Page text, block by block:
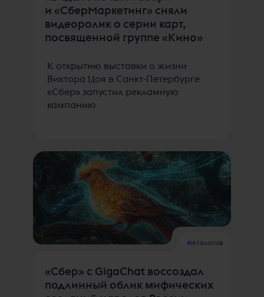
и «СберМаркетинг» сняли
видеоролик о серии карт,
посвященной группе «Кино»
К открытию выставки о жизни
Виктора Цоя в Санкт-Петербурге
«Сбер» запустил рекламную
кампанию
414 голосов
«Сбер» с GigaChat воссоздал
подлинный облик мифических